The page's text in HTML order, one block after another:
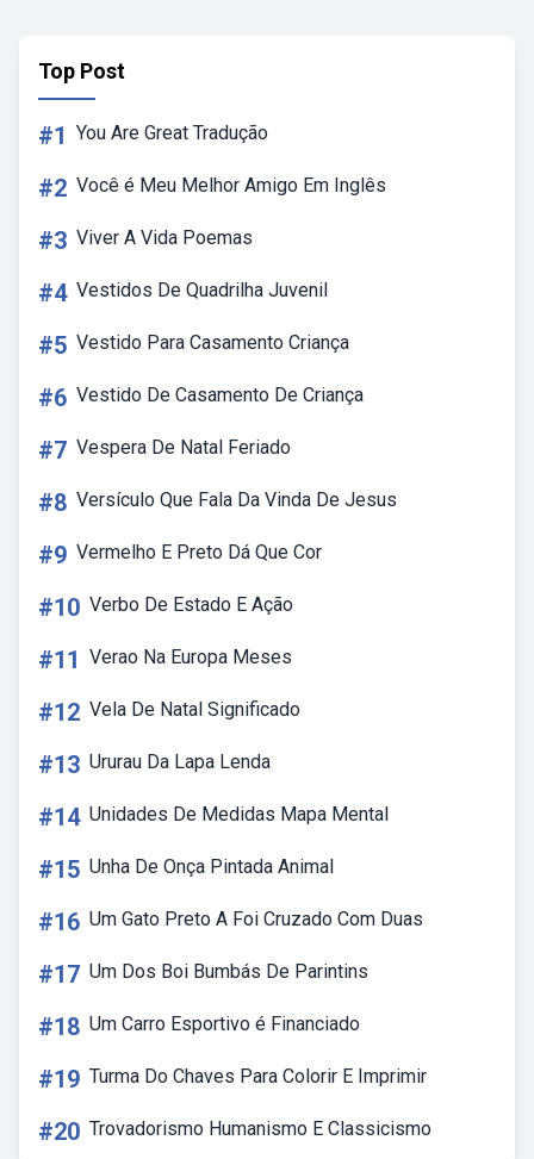
Top Post
#1 You Are Great Tradução
#2 Você é Meu Melhor Amigo Em Inglês
#3 Viver A Vida Poemas
#4 Vestidos De Quadrilha Juvenil
#5 Vestido Para Casamento Criança
#6 Vestido De Casamento De Criança
#7 Vespera De Natal Feriado
#8 Versículo Que Fala Da Vinda De Jesus
#9 Vermelho E Preto Dá Que Cor
#10 Verbo De Estado E Ação
#11 Verao Na Europa Meses
#12 Vela De Natal Significado
#13 Ururau Da Lapa Lenda
#14 Unidades De Medidas Mapa Mental
#15 Unha De Onça Pintada Animal
#16 Um Gato Preto A Foi Cruzado Com Duas
#17 Um Dos Boi Bumbás De Parintins
#18 Um Carro Esportivo é Financiado
#19 Turma Do Chaves Para Colorir E Imprimir
#20 Trovadorismo Humanismo E Classicismo